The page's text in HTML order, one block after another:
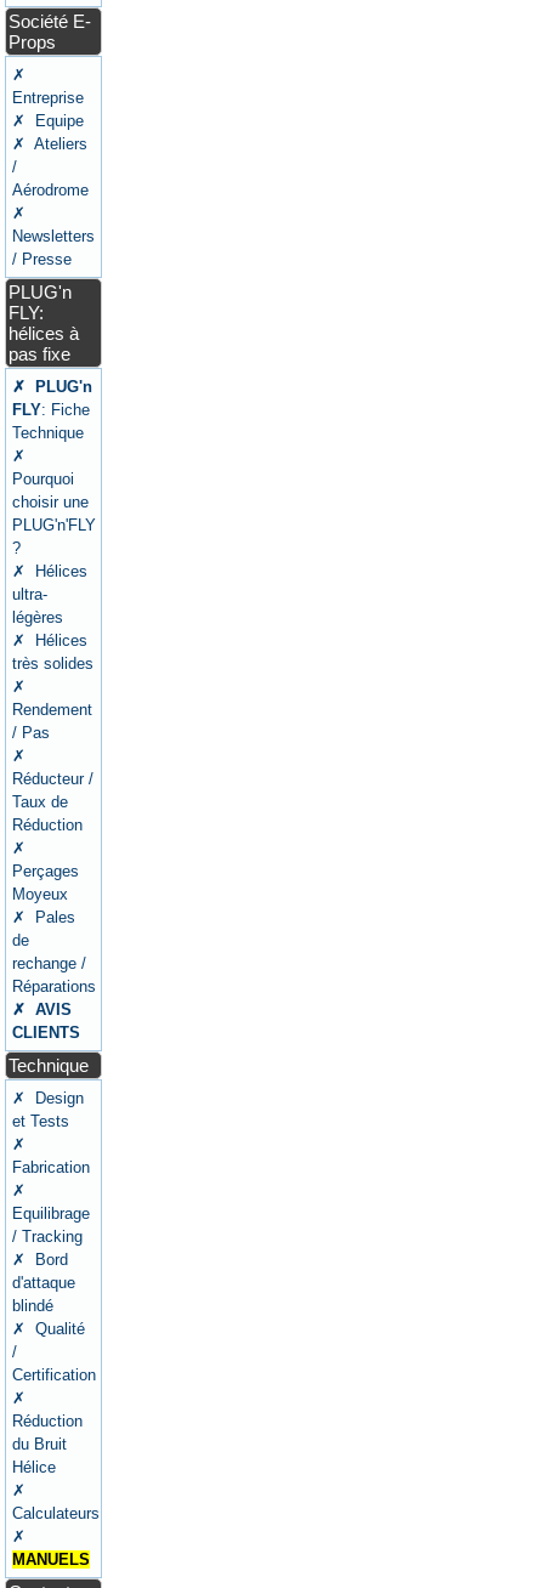
Société E-
Props
✗
Entreprise
✗ Equipe
✗ Ateliers
/
Aérodrome
✗
Newsletters
/ Presse
PLUG'n
FLY:
hélices à
pas fixe
✗ PLUG'n
FLY: Fiche
Technique
✗
Pourquoi
choisir une
PLUG'n'FLY
?
✗ Hélices
ultra-
légères
✗ Hélices
très solides
✗
Rendement
/ Pas
✗
Réducteur /
Taux de
Réduction
✗
Perçages
Moyeux
✗ Pales
de
rechange /
Réparations
✗ AVIS
CLIENTS
Technique
✗ Design
et Tests
✗
Fabrication
✗
Equilibrage
/ Tracking
✗ Bord
d'attaque
blindé
✗ Qualité
/
Certification
✗
Réduction
du Bruit
Hélice
✗
Calculateurs
✗
MANUELS